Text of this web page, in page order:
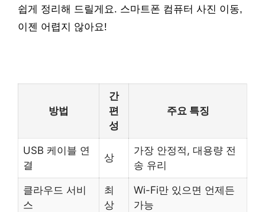
쉽게 정리해 드릴게요. 스마트폰 컴퓨터 사진 이동,
이젠 어렵지 않아요!
방법
간
편
성
주요 특징
USB 케이블 연
결
상
가장 안정적, 대용량 전
송 유리
클라우드 서비
스
최
상
Wi-Fi만 있으면 언제든
가능